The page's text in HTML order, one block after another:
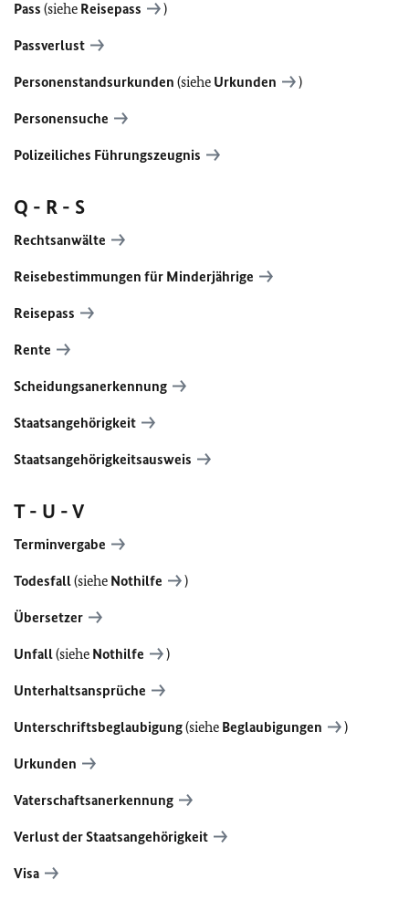
Pass (siehe Reisepass )
Passverlust
Personenstandsurkunden (siehe Urkunden )
Personensuche
Polizeiliches Führungszeugnis
Q - R - S
Rechtsanwälte
Reisebestimmungen für Minderjährige
Reisepass
Rente
Scheidungsanerkennung
Staatsangehörigkeit
Staatsangehörigkeitsausweis
T - U - V
Terminvergabe
Todesfall(siehe Nothilfe )
Übersetzer
Unfall(siehe Nothilfe )
Unterhaltsansprüche
Unterschriftsbeglaubigung(siehe Beglaubigungen )
Urkunden
Vaterschaftsanerkennung
Verlust der Staatsangehörigkeit
Visa